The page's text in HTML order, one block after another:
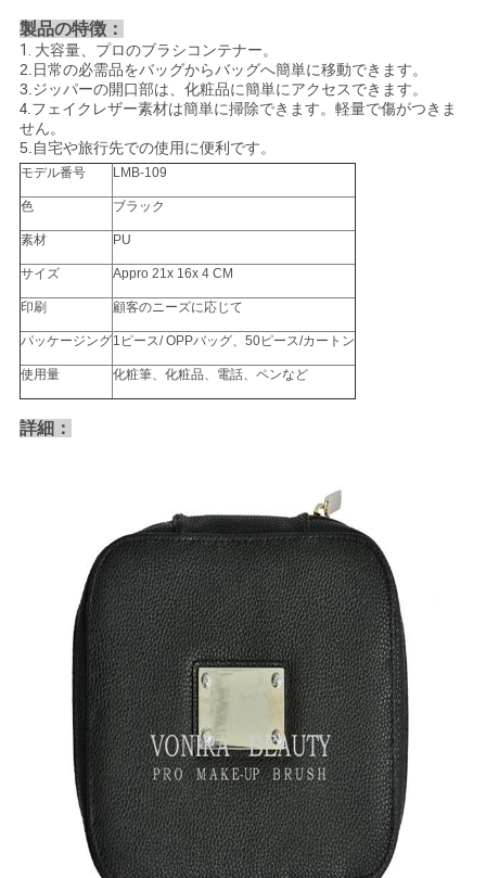
製品の特徴：
1. 大容量、プロのブラシコンテナー。
2.日常の必需品をバッグからバッグへ簡単に移動できます。
3.ジッパーの開口部は、化粧品に簡単にアクセスできます。
4.フェイクレザー素材は簡単に掃除できます。軽量で傷がつきま
せん。
5.自宅や旅行先での使用に便利です。
モデル番号 LMB-109
色 ブラック
素材 PU
サイズ Appro 21x 16x 4 CM
印刷 顧客のニーズに応じて
パッケージング1ピース/ OPPバッグ、50ピース/カートン
使用量 化粧筆、化粧品、電話、ペンなど
詳細：